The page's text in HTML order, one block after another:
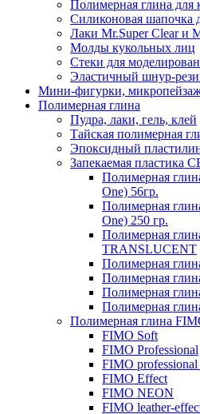
Полимерная глина для
Силиконовая шапочка
Лаки Mr.Super Clear и
Молды кукольных лиц
Стеки для
Эластичный шнур-
Мини-фигурки,
Полимерная глина
Пудра, лаки, гель, клей
Тайская полимерная
Эпоксидный
Запекаемая пластика
Полимерная
One) 56гр.
Полимерная
One) 250 гр.
Полимерная
TRANSLUCENT
Полимерная
Полимерная
Полимерная
Полимерная
Полимерная глина
FIMO Soft
FIMO Professional
FIMO
FIMO Effect
FIMO NEON
FIMO leather-